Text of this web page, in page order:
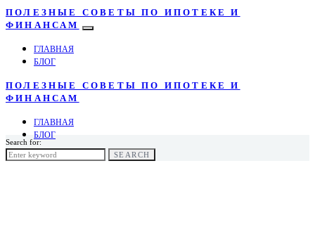
ПОЛЕЗНЫЕ СОВЕТЫ ПО ИПОТЕКЕ И
ФИНАНСАМ
ГЛАВНАЯ
БЛОГ
ПОЛЕЗНЫЕ СОВЕТЫ ПО ИПОТЕКЕ И
ФИНАНСАМ
ГЛАВНАЯ
БЛОГ
Search for:
SEARCH